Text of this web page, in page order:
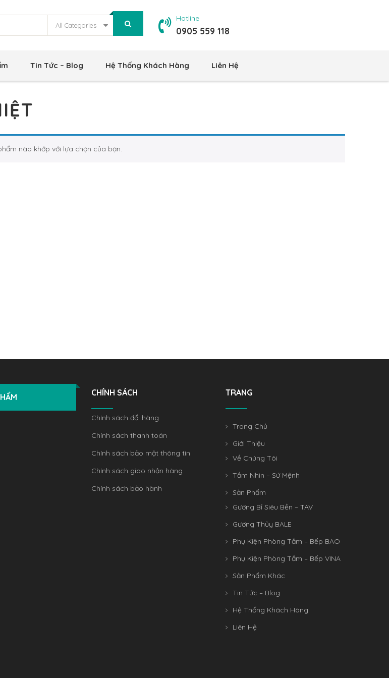
All Categories
Hotline
0905 559 118
Tin Tức – Blog Hệ Thống Khách Hàng Liên Hệ
nào khớp với lựa chọn của bạn.
CHÍNH SÁCH
Chính sách đổi hàng
Chính sách thanh toán
Chính sách bảo mật thông tin
Chính sách giao nhận hàng
Chính sách bảo hành
TRANG
Trang Chủ
Giới Thiệu
Về Chúng Tôi
Tầm Nhìn – Sứ Mệnh
Sản Phẩm
Gương Bỉ Siêu Bền – TAV
Gương Thủy BALE
Phụ Kiện Phòng Tắm – Bếp BAO
Phụ Kiện Phòng Tắm – Bếp VINA
Sản Phẩm Khác
Tin Tức – Blog
Hệ Thống Khách Hàng
Liên Hệ